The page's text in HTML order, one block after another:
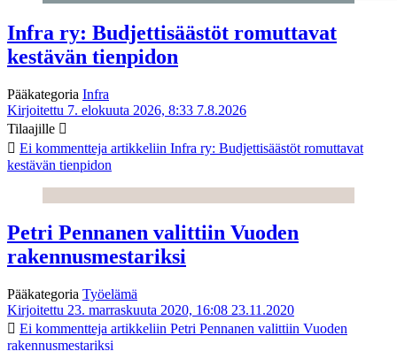
Infra ry: Budjettisäästöt romuttavat
kestävän tienpidon
Pääkategoria Infra
Kirjoitettu 7. elokuuta 2026, 8:33 7.8.2026
Tilaajille
Ei kommentteja artikkeliin Infra ry: Budjettisäästöt romuttavat
kestävän tienpidon
Petri Pennanen valittiin Vuoden
rakennusmestariksi
Pääkategoria Työelämä
Kirjoitettu 23. marraskuuta 2020, 16:08 23.11.2020
Ei kommentteja artikkeliin Petri Pennanen valittiin Vuoden
rakennusmestariksi